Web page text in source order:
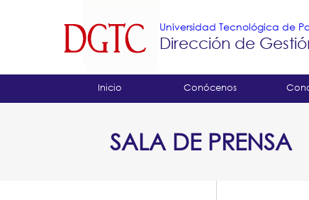
Universidad Tecnológica de
Dirección de
Tropical
Principal
Inicio Conócenos
SALA DE PRENSA